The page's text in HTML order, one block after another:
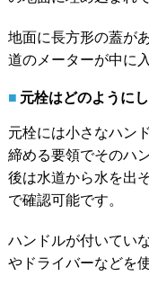
地面に長方形の蓋が
道のメーターが中に
元栓はどのように
元栓には小さなハン
締める要領でそのハ
後は水道から水を出
で確認可能です。
ハンドルが付いてい
やドライバーなどを